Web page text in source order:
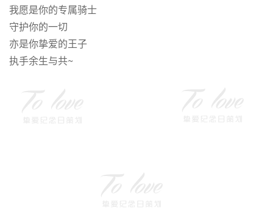
我愿是你的专属骑士
守护你的一切
亦是你挚爱的王子
执手余生与共~